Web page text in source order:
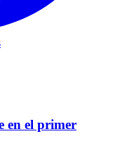
en el primer